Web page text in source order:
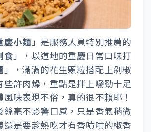
慶小麵」是服務人員特別推薦的
食」，以道地的重慶日常口味打
」，滿滿的花生顆粒搭配上剁椒
些許肉燥，重點是拌上嚼勁十足
風味表現不俗，真的很不賴耶！
絲毫不影響口感，只是香氣稍微
還是要趁熱吃才有香噴噴的椒香